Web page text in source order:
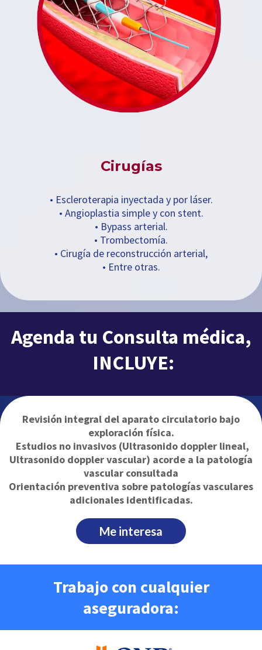
Cirugías
• Escleroterapia inyectada y por láser.
• Angioplastia simple y con stent.
• Bypass arterial.
• Trombectomía.
• Cirugía de reconstrucción arterial,
• Entre otras.
Agenda tu Consulta médica,
INCLUYE:
Revisión integral del aparato circulatorio bajo
exploración física.
Estudios no invasivos (Ultrasonido doppler lineal,
Ultrasonido doppler vascular) acorde a la patología
vascular consultada
Orientación preventiva sobre patologías vasculares
adicionales identificadas.
Me interesa
Trabajo con cualquier
aseguradora: